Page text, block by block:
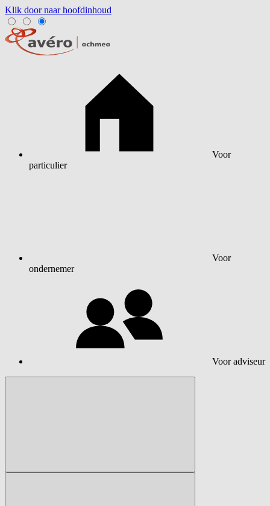
Klik door naar hoofdinhoud
Voor
particulier
Voor
ondernemer
Voor adviseur